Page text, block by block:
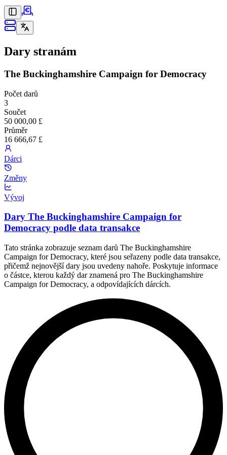
Dary stranám
The Buckinghamshire Campaign for Democracy
Počet darů
3
Součet
50 000,00 £
Průměr
16 666,67 £
Dárci
Změny
Vývoj
Dary The Buckinghamshire Campaign for
Democracy podle data transakce
Tato stránka zobrazuje seznam darů The Buckinghamshire
Campaign for Democracy, které jsou seřazeny podle data transakce,
přičemž nejnovější dary jsou uvedeny nahoře. Poskytuje informace
o částce, kterou každý dar znamená pro The Buckinghamshire
Campaign for Democracy, a odpovídajících dárcích.